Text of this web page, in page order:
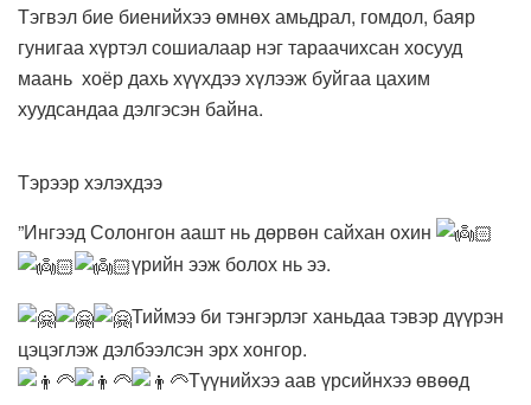
Тэгвэл бие биенийхээ өмнөх амьдрал, гомдол, баяр
гунигаа хүртэл сошиалаар нэг тараачихсан хосууд
маань хоёр дахь хүүхдээ хүлээж буйгаа цахим
хуудсандаа дэлгэсэн байна.
Тэрээр хэлэхдээ
”Ингээд Солонгон аашт нь дөрвөн сайхан охин
үрийн ээж болох нь ээ.
Тиймээ би тэнгэрлэг ханьдаа тэвэр дүүрэн
цэцэглэж дэлбээлсэн эрх хонгор.
Түүнийхээ аав үрсийнхээ өвөөд